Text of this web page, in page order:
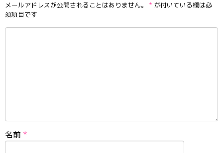
メールアドレスが公開されることはありません。 * が付いている欄は必
須項目です
名前 *